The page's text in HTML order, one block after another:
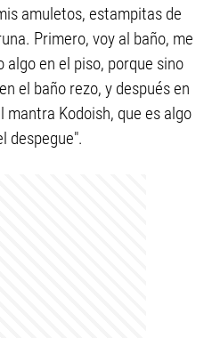
amuletos, estampitas de
Primero, voy al baño, me
algo en el piso, porque sino
el baño rezo, y después en
Kodoish, que es algo
despegue".